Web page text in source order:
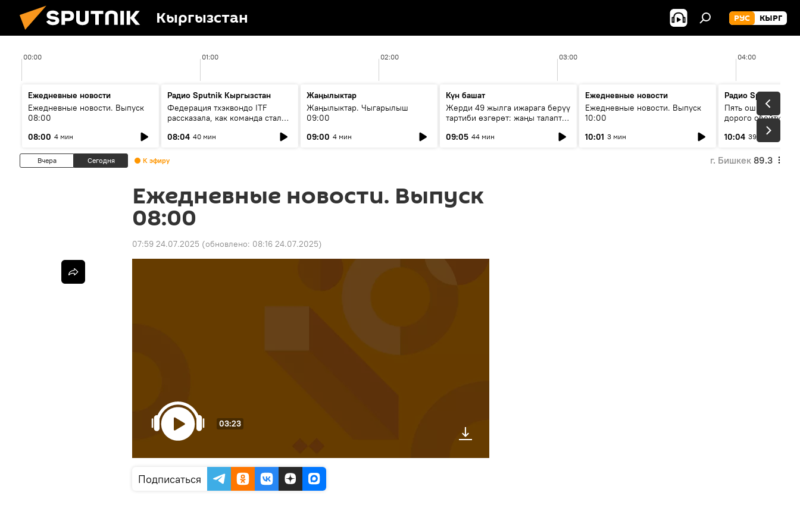
Кыргызстан РУС КЫРГ
00:00 01:00 02:00 03:00 04:00
Ежедневные новости
Ежедневные новости. Выпуск
08:00
08:00 4 мин
Радио Sputnik Кыргызстан
Федерация тхэквондо ITF
рассказала, как команда стала
08:04 40 мин
Жаңылыктар
Жаңылыктар. Чыгарылыш
09:00
09:00 4 мин
Күн башат
Жерди 49 жылга ижарага берүү
тартиби өзгөрөт: жаңы талаптар
09:05 44 мин
Ежедневные новости
Ежедневные новости. Выпуск
10:00
10:01 3 мин
Радио Sputnik
Пять ошибок
дорого обойтись
10:04 39 мин
Вчера Сегодня К эфиру г. Бишкек 89.3
Ежедневные новости. Выпуск
08:00
07:59 24.07.2025 (обновлено: 08:16 24.07.2025)
03:23
Подписаться